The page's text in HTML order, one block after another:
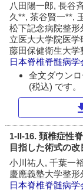
八田陽一郎, 長谷
久**, 茶谷賢一**,
松下記念病院整
立医大大学院医
藤田保健衛生大学
日本脊椎脊髄病学
全文ダウン
(税込) です。
1-II-16. 頚椎症性
目指した術式の改
小川祐人, 千葉一
慶應義塾大学整形
日本脊椎脊髄病学